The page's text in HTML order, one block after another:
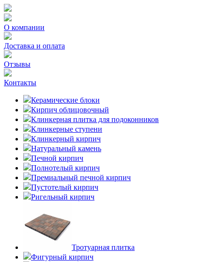
О компании
Доставка и оплата
Отзывы
Контакты
Керамические блоки
Кирпич облицовочный
Клинкерная плитка для подоконников
Клинкерные ступени
Клинкерный кирпич
Натуральный камень
Печной кирпич
Полнотелый кирпич
Премиальный печной кирпич
Пустотелый кирпич
Ригельный кирпич
Тротуарная плитка
Фигурный кирпич